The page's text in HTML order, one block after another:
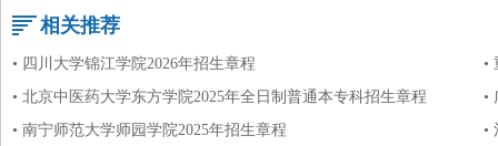
相关推荐
• 四川大学锦江学院2026年招生章程
•
• 北京中医药大学东方学院2025年全日制普通本专科招生章程
•
• 南宁师范大学师园学院2025年招生章程
•